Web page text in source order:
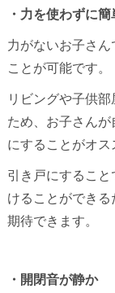
・力を使わずに
力がないお子さ
ことが可能です。
リビングや子供
ため、お子さん
にすることがオス
引き戸にするこ
けることができ
期待できます。
・開閉音が静か